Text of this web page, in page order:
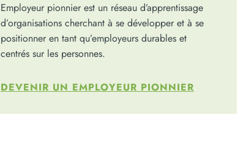
Employeur pionnier est un réseau d’apprentissage
d’organisations cherchant à se développer et à se
positionner en tant qu’employeurs durables et
centrés sur les personnes.
DEVENIR UN EMPLOYEUR PIONNIER